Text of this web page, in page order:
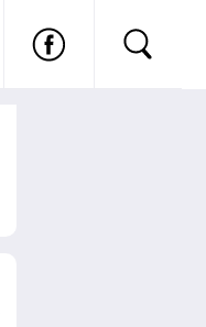
Nu ai cont?